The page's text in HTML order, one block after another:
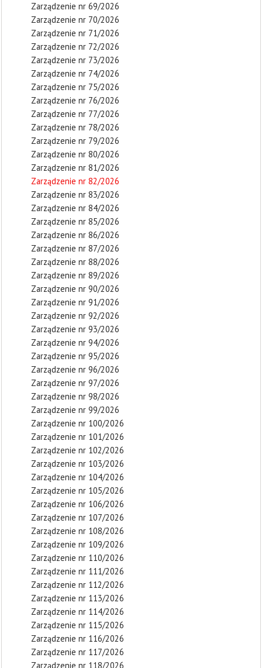
Zarządzenie nr 69/2026
Zarządzenie nr 70/2026
Zarządzenie nr 71/2026
Zarządzenie nr 72/2026
Zarządzenie nr 73/2026
Zarządzenie nr 74/2026
Zarządzenie nr 75/2026
Zarządzenie nr 76/2026
Zarządzenie nr 77/2026
Zarządzenie nr 78/2026
Zarządzenie nr 79/2026
Zarządzenie nr 80/2026
Zarządzenie nr 81/2026
Zarządzenie nr 82/2026
Zarządzenie nr 83/2026
Zarządzenie nr 84/2026
Zarządzenie nr 85/2026
Zarządzenie nr 86/2026
Zarządzenie nr 87/2026
Zarządzenie nr 88/2026
Zarządzenie nr 89/2026
Zarządzenie nr 90/2026
Zarządzenie nr 91/2026
Zarządzenie nr 92/2026
Zarządzenie nr 93/2026
Zarządzenie nr 94/2026
Zarządzenie nr 95/2026
Zarządzenie nr 96/2026
Zarządzenie nr 97/2026
Zarządzenie nr 98/2026
Zarządzenie nr 99/2026
Zarządzenie nr 100/2026
Zarządzenie nr 101/2026
Zarządzenie nr 102/2026
Zarządzenie nr 103/2026
Zarządzenie nr 104/2026
Zarządzenie nr 105/2026
Zarządzenie nr 106/2026
Zarządzenie nr 107/2026
Zarządzenie nr 108/2026
Zarządzenie nr 109/2026
Zarządzenie nr 110/2026
Zarządzenie nr 111/2026
Zarządzenie nr 112/2026
Zarządzenie nr 113/2026
Zarządzenie nr 114/2026
Zarządzenie nr 115/2026
Zarządzenie nr 116/2026
Zarządzenie nr 117/2026
Zarządzenie nr 118/2026